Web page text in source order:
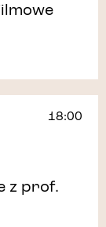
18:00
z prof.